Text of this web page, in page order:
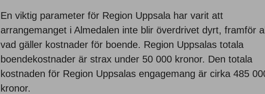
En viktig parameter för Region Uppsala har varit att
arrangemanget i Almedalen inte blir överdrivet dyrt, framför
vad gäller kostnader för boende. Region Uppsalas totala
boendekostnader är strax under 50 000 kronor. Den totala
kostnaden för Region Uppsalas engagemang är cirka 485
kronor.